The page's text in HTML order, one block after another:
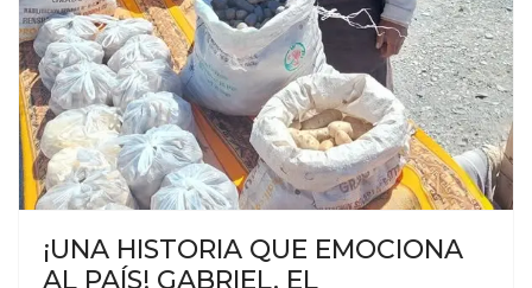
¡UNA HISTORIA QUE EMOCIONA
AL PAÍS! GABRIEL, EL